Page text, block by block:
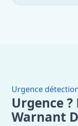
Urgence
Urgence
Warnant